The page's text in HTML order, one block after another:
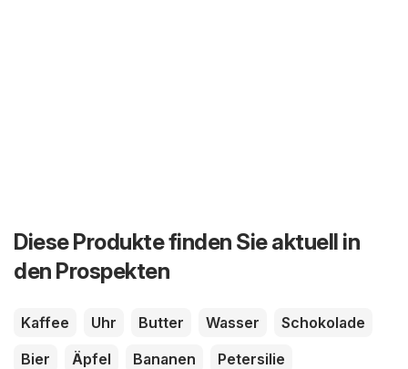
Diese Produkte finden Sie aktuell in
den Prospekten
Kaffee Uhr Butter Wasser
Schokolade
Bier
Äpfel Bananen
Petersilie